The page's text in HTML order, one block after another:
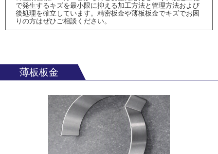
で発生するキズを最小限に抑える加工方法と管理方法および
後処理を確立しています。精密板金や薄板板金でキズでお困
りの方はぜひご相談ください。
薄板板金